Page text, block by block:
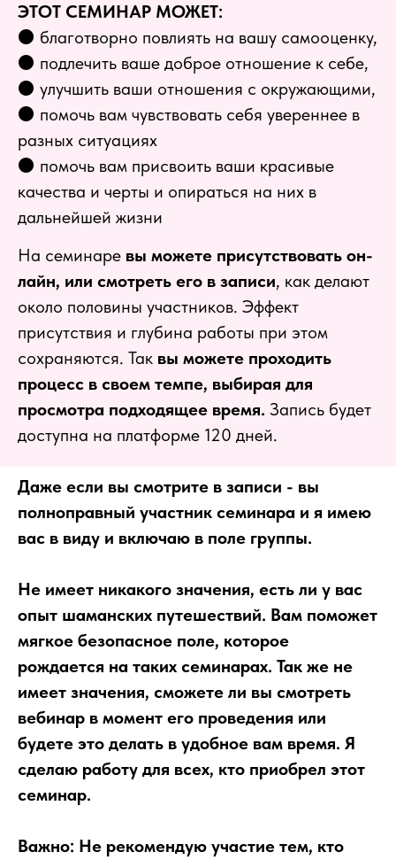
ЭТОТ СЕМИНАР МОЖЕТ:⠀
⚫️ благотворно повлиять на вашу самооценку,
⚫️ подлечить ваше доброе отношение к себе,
⚫️ улучшить ваши отношения с окружающими,
⚫️ помочь вам чувствовать себя увереннее в
разных ситуациях
⚫️ помочь вам присвоить ваши красивые
качества и черты и опираться на них в
дальнейшей жизни
На семинаре вы можете присутствовать он-
лайн, или смотреть его в записи, как делают
около половины участников. Эффект
присутствия и глубина работы при этом
сохраняются. Так вы можете проходить
процесс в своем темпе, выбирая для
просмотра подходящее время. Запись будет
доступна на платформе 120 дней.
Даже если вы смотрите в записи - вы
полноправный участник семинара и я имею
вас в виду и включаю в поле группы.
Не имеет никакого значения, есть ли у вас
опыт шаманских путешествий. Вам поможет
мягкое безопасное поле, которое
рождается на таких семинарах. Так же не
имеет значения, сможете ли вы смотреть
вебинар в момент его проведения или
будете это делать в удобное вам время. Я
сделаю работу для всех, кто приобрел этот
семинар.
Важно: Не рекомендую участие тем, кто